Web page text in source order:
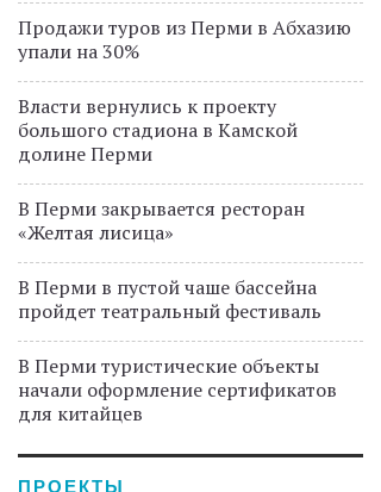
Продажи туров из Перми в Абхазию
упали на 30%
Власти вернулись к проекту
большого стадиона в Камской
долине Перми
В Перми закрывается ресторан
«Желтая лисица»
В Перми в пустой чаше бассейна
пройдет театральный фестиваль
В Перми туристические объекты
начали оформление сертификатов
для китайцев
ПРОЕКТЫ